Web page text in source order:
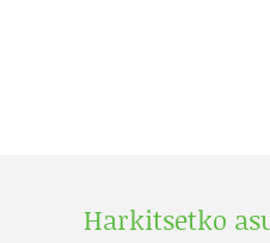
Harkitsetko